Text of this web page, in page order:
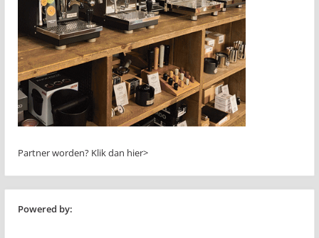
Partner worden? Klik dan hier>
Powered by: